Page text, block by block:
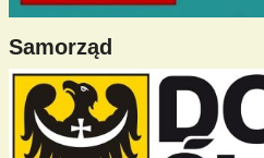
Samorząd